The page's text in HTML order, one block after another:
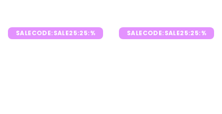
SALECODE:SALE25:25:% SALECODE:SALE25:25:%